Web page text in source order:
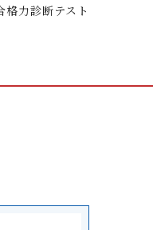
格力診断テスト